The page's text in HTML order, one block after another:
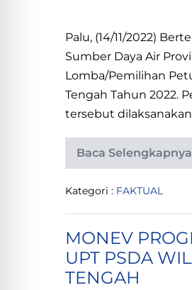
OPERASI
DAN
PEMELIHARAAN
(O&P)
JARINGAN
IRIGASI
DAN
TELADAN
TKT.
PROV.
SULTENG.
TAHUN
Palu, (14/11/2022)
Sumber Daya Air
Lomba/Pemilihan
Tengah Tahun 2022.
tersebut
Baca Selengkapnya
LOMBA/
PETUGAS
DAN
(O&P)
IRIGASI
DAN
RAWA
TELADAN
TKT.
Kategori : FAKTUAL
MONEV
UPT PSDA
TENGAH